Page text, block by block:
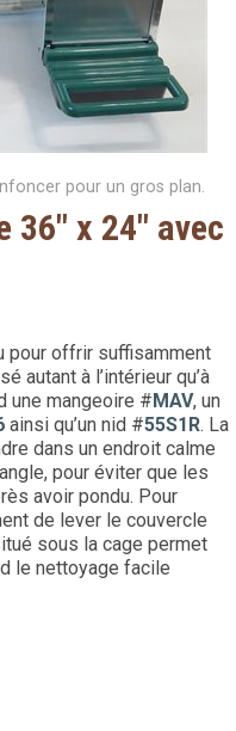
pour un gros plan.
36" x 24" avec
pour offrir suffisamment
autant à l’intérieur qu’à
une mangeoire #MAV, un
ainsi qu’un nid #55S1R. La
dans un endroit calme
pour éviter que les
avoir pondu. Pour
de lever le couvercle
sous la cage permet
le nettoyage facile